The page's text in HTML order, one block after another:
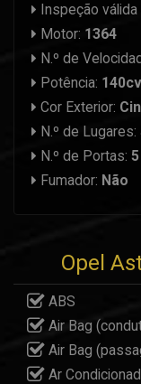
Inspeção válida
Motor: 1364
N.º de
Potência: 140cv
Cor Exterior:
N.º de Lugares:
N.º de Portas: 5
Fumador: Não
Opel
ABS
Air Bag
Air Bag
Ar